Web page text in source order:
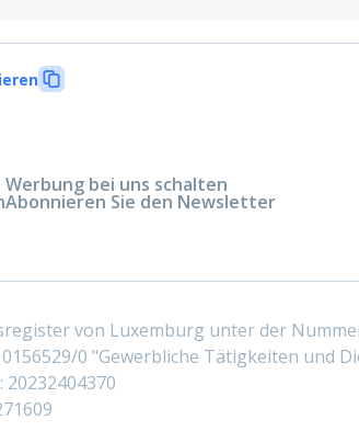
Werbung bei uns schalten
Abonnieren Sie den Newsletter
von Luxemburg unter der
0 "Gewerbliche Tätigkeiten und